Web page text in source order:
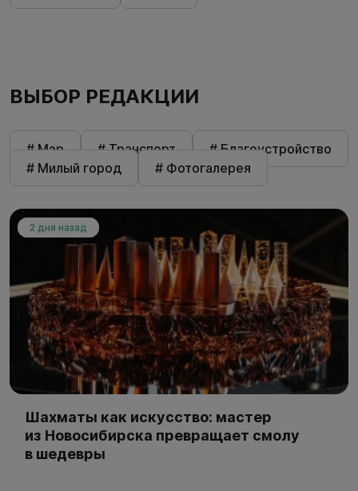
ВЫБОР РЕДАКЦИИ
# Мэр # Транспорт
# Благоустройство
# Милый город
# Фотогалерея
2 дня назад
Шахматы как искусство: мастер
из Новосибирска превращает смолу
в шедевры